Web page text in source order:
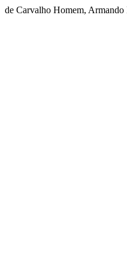
de Carvalho Homem,